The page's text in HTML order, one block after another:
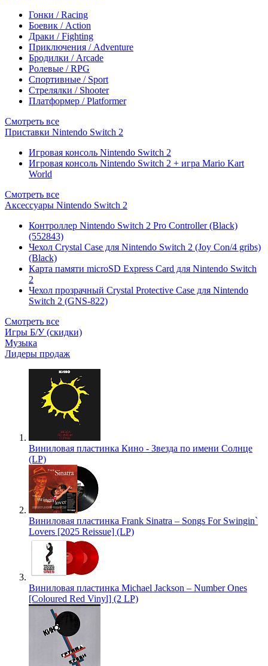
Гонки / Racing
Боевик / Action
Драки / Fighting
Приключения / Adventure
Бродилки / Arcade
Ролевые / RPG
Спортивные / Sport
Стрелялки / Shooter
Платформер / Platformer
Смотреть все
Приставки Nintendo Switch 2
Игровая консоль Nintendo Switch 2
Игровая консоль Nintendo Switch 2 + игра Mario Kart
World
Смотреть все
Аксессуары Nintendo Switch 2
Контроллер Nintendo Switch 2 Pro Controller (Black)
(552843)
Чехол Сrystal Сase для Nintendo Switch 2 (Joy Con/4 gribs)
(Black)
Карта памяти microSD Express Card для Nintendo Switch
2
Чехол прозрачный Crystal Protective Case для Nintendo
Switch 2 (GNS-822)
Смотреть все
Игры Б/У (скидки)
Музыка
Лидеры продаж
Виниловая пластинка Кино - Звезда по имени Солнце
(LP)
Виниловая пластинка Frank Sinatra – Songs For Swingin`
Lovers [2025 Reissue] (LP)
Виниловая пластинка Michael Jackson – Number Ones
[Coloured Red Vinyl] (2 LP)